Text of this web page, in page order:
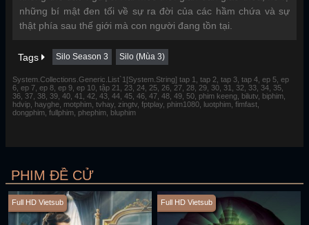
những bí mật đen tối về sự ra đời của các hầm chứa và sự
thật phía sau thế giới mà con người đang tồn tại.
Tags Silo Season 3 Silo (Mùa 3)
System.Collections.Generic.List`1[System.String] tap 1, tap 2, tap 3, tap 4, ep 5, ep
6, ep 7, ep 8, ep 9, ep 10, tập 21, 23, 24, 25, 26, 27, 28, 29, 30, 31, 32, 33, 34, 35,
36, 37, 38, 39, 40, 41, 42, 43, 44, 45, 46, 47, 48, 49, 50, phim keeng, bilutv, biphim,
hdvip, hayghe, motphim, tvhay, zingtv, fptplay, phim1080, luotphim, fimfast,
dongphim, fullphim, phephim, bluphim
PHIM ĐỀ CỬ
Full HD Vietsub Full HD Vietsub